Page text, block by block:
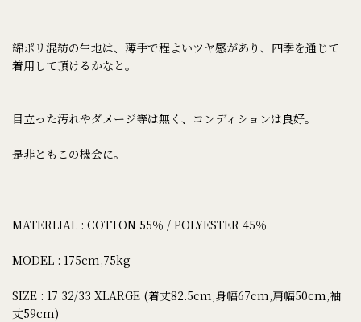
綿ポリ混紡の生地は、薄手で程よいツヤ感があり、四季を通じて
着用して頂けるかなと。
目立った汚れやダメージ等は無く、コンディションは良好。
是非ともこの機会に。
MATERLIAL : COTTON 55％ / POLYESTER 45％
MODEL : 175cm,75kg
SIZE : 17 32/33 XLARGE (着丈82.5cm,身幅67cm,肩幅50cm,袖
丈59cm)